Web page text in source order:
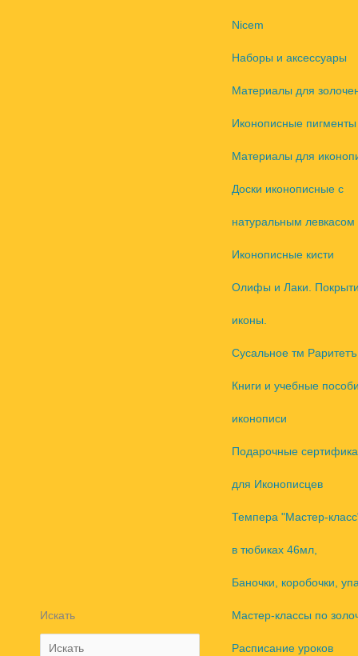
Искать
Nicem
Наборы и аксессуары
Материалы для
Иконописные пигменты
Материалы для
Доски иконописные с
натуральным левкасом
Иконописные кисти
Олифы и Лаки.
иконы.
Сусальное тм Раритетъ
Книги и учебные
иконописи
Подарочные
для Иконописцев
Темпера "Мастер-
в тюбиках 46мл,
Баночки, коробочки,
Мастер-классы по
Расписание уроков